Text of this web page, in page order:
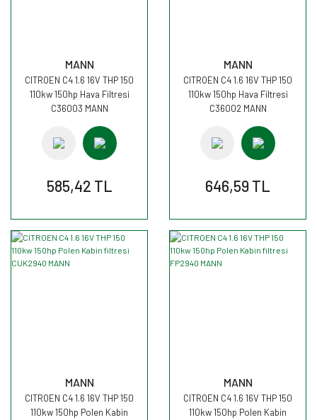
MANN
CITROEN C4 1.6 16V THP 150
110kw 150hp Hava Filtresi
C36003 MANN
585,42 TL
MANN
CITROEN C4 1.6 16V THP 150
110kw 150hp Hava Filtresi
C36002 MANN
646,59 TL
MANN
CITROEN C4 1.6 16V THP 150
110kw 150hp Polen Kabin
MANN
CITROEN C4 1.6 16V THP 150
110kw 150hp Polen Kabin